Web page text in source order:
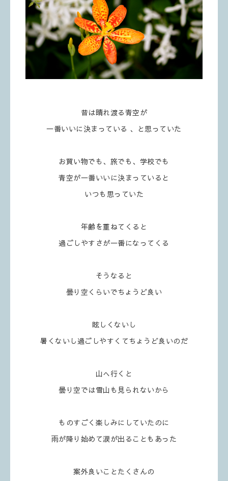
昔は晴れ渡る青空が
一番いいに決まっている 、と思っていた
お買い物でも、旅でも、学校でも
青空が一番いいに決まっていると
いつも思っていた
年齢を重ねてくると
過ごしやすさが一番になってくる
そうなると
曇り空くらいでちょうど良い
眩しくないし
暑くないし過ごしやすくてちょうど良いのだ
山へ行くと
曇り空では雪山も見られないから
ものすごく楽しみにしていたのに
雨が降り始めて涙が出ることもあった
案外良いことたくさんの